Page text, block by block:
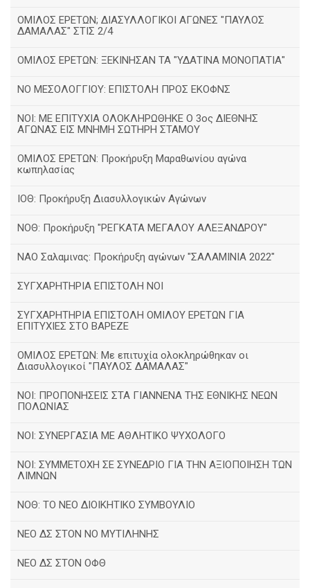
ΟΜΙΛΟΣ ΕΡΕΤΩΝ; ΔΙΑΣΥΛΛΟΓΙΚΟΙ ΑΓΩΝΕΣ "ΠΑΥΛΟΣ
ΔΑΜΑΛΑΣ" ΣΤΙΣ 2/4
ΟΜΙΛΟΣ ΕΡΕΤΩΝ: ΞΕΚΙΝΗΣΑΝ ΤΑ "ΥΔΑΤΙΝΑ ΜΟΝΟΠΑΤΙΑ"
ΝΟ ΜΕΣΟΛΟΓΓΙΟΥ: ΕΠΙΣΤΟΛΗ ΠΡΟΣ ΕΚΟΦΝΣ
NOI: ΜΕ ΕΠΙΤΥΧΙΑ ΟΛΟΚΛΗΡΩΘΗΚΕ Ο 3ος ΔΙΕΘΝΗΣ
ΑΓΩΝΑΣ ΕΙΣ ΜΝΗΜΗ ΣΩΤΗΡΗ ΣΤΑΜΟΥ
ΟΜΙΛΟΣ ΕΡΕΤΩΝ: Προκήρυξη Μαραθωνίου αγώνα
κωπηλασίας
ΙΟΘ: Προκήρυξη Διασυλλογικών Αγώνων
ΝΟΘ: Προκήρυξη "ΡΕΓΚΑΤΑ ΜΕΓΑΛΟΥ ΑΛΕΞΑΝΔΡΟΥ"
ΝΑΟ Σαλαμινας: Προκήρυξη αγώνων "ΣΑΛΑΜΙΝΙΑ 2022"
ΣΥΓΧΑΡΗΤΗΡΙΑ ΕΠΙΣΤΟΛΗ ΝΟΙ
ΣΥΓΧΑΡΗΤΗΡΙΑ ΕΠΙΣΤΟΛΗ ΟΜΙΛΟΥ ΕΡΕΤΩΝ ΓΙΑ
ΕΠΙΤΥΧΙΕΣ ΣΤΟ ΒΑΡΕΖΕ
ΟΜΙΛΟΣ ΕΡΕΤΩΝ: Με επιτυχία ολοκληρώθηκαν οι
Διασυλλογικοί "ΠΑΥΛΟΣ ΔΑΜΑΛΑΣ"
ΝΟΙ: ΠΡΟΠΟΝΗΣΕΙΣ ΣΤΑ ΓΙΑΝΝΕΝΑ ΤΗΣ ΕΘΝΙΚΗΣ ΝΕΩΝ
ΠΟΛΩΝΙΑΣ
ΝΟΙ: ΣΥΝΕΡΓΑΣΙΑ ΜΕ ΑΘΛΗΤΙΚΟ ΨΥΧΟΛΟΓΟ
ΝΟΙ: ΣΥΜΜΕΤΟΧΗ ΣΕ ΣΥΝΕΔΡΙΟ ΓΙΑ ΤΗΝ ΑΞΙΟΠΟΙΗΣΗ ΤΩΝ
ΛΙΜΝΩΝ
ΝΟΘ: ΤΟ ΝΕΟ ΔΙΟΙΚΗΤΙΚΟ ΣΥΜΒΟΥΛΙΟ
ΝΕΟ ΔΣ ΣΤΟΝ ΝΟ ΜΥΤΙΛΗΝΗΣ
ΝΕΟ ΔΣ ΣΤΟΝ ΟΦΘ